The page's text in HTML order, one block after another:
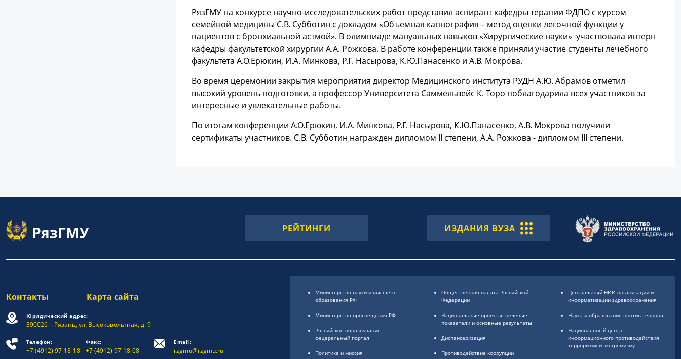
РязГМУ на конкурсе научно-исследовательских работ представил аспирант кафедры терапии ФДПО с курсом
семейной медицины С.В. Субботин с докладом «Объемная капнография – метод оценки легочной функции у
пациентов с бронхиальной астмой». В олимпиаде мануальных навыков «Хирургические науки» участвовала интерн
кафедры факультетской хирургии А.А. Рожкова. В работе конференции также приняли участие студенты лечебного
факультета А.О.Ерюкин, И.А. Минкова, Р.Г. Насырова, К.Ю.Панасенко и А.В. Мокрова.
Во время церемонии закрытия мероприятия директор Медицинского института РУДН А.Ю. Абрамов отметил
высокий уровень подготовки, а профессор Университета Саммельвейс К. Торо поблагодарила всех участников за
интересные и увлекательные работы.
По итогам конференции А.О.Ерюкин, И.А. Минкова, Р.Г. Насырова, К.Ю.Панасенко, А.В. Мокрова получили
сертификаты участников. С.В. Субботин награжден дипломом II степени, А.А. Рожкова - дипломом III степени.
РЕЙТИНГИ ИЗДАНИЯ ВУЗА
Контакты Карта сайта
Юридический адрес:
390026 г. Рязань, ул. Высоковольтная, д. 9
Телефон:
+7 (4912) 97-18-18
Факс:
+7 (4912) 97-18-08
Email:
rzgmu@rzgmu.ru
Министерство науки и высшего
образования РФ
Министерство просвещения РФ
Российское образоsвание
федеральный портал
Политика и миссия
Общественная палата Российской
Федерации
Национальные проекты: целевые
показатели и основные результаты
Диспансеризация
Противодействие коррупции
Центральный НИИ организации и
информатизации здравоохранения
Наука и образование против террора
Национальный центр
информационного противодействия
терроризму и экстремизму